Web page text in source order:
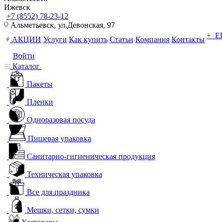
Ижевск
+7 (8552) 78-23-12
Альметьевск, ​ул.Девонская, 97
АКЦИИ Услуги Как купить Статьи Компания Контакты +
Войти
Каталог
Пакеты
Пленки
Одноразовая посуда
Пищевая упаковка
Санитарно-гигиеническая продукция
Техническая упаковка
Все для праздника
Мешки, сетки, сумки